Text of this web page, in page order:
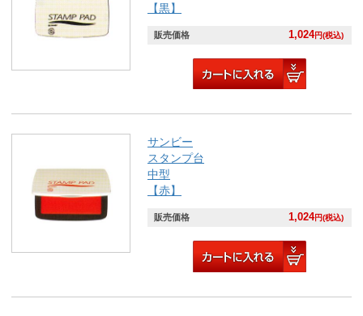
【黒】
販売価格 1,024円(税込)
サンビー
スタンプ台
中型
【赤】
販売価格 1,024円(税込)